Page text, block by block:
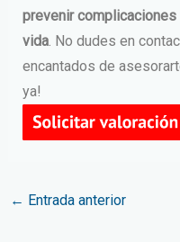
prevenir
vida. No dudes en
encantados de
ya!
← Entrada anterior